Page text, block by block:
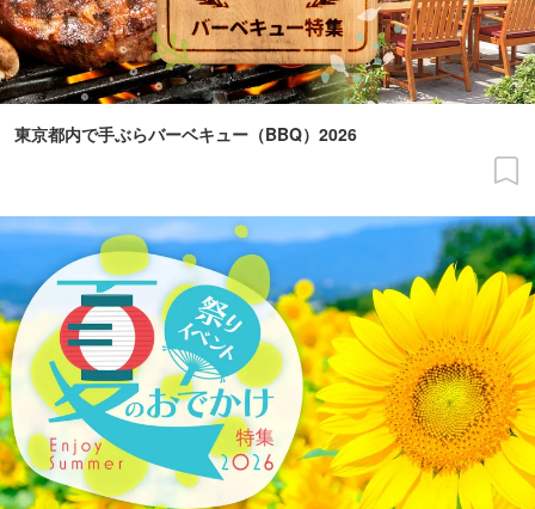
東京都内で手ぶらバーベキュー（BBQ）2026